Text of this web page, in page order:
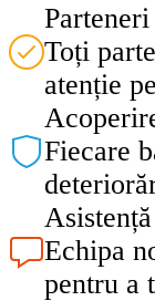
Toți
atenție
Fiecare
Echipa
pentru a